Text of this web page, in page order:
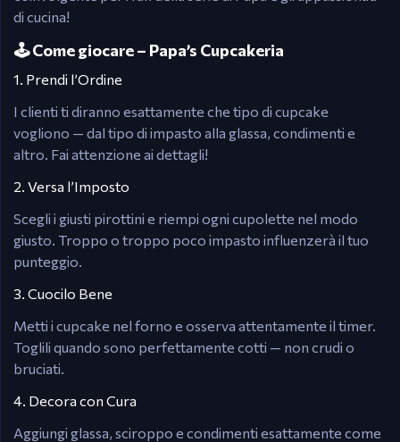
di cucina!
🕹️ Come giocare – Papa’s Cupcakeria
1. Prendi l’Ordine
I clienti ti diranno esattamente che tipo di cupcake
vogliono — dal tipo di impasto alla glassa, condimenti e
altro. Fai attenzione ai dettagli!
2. Versa l’Imposto
Scegli i giusti pirottini e riempi ogni cupolette nel modo
giusto. Troppo o troppo poco impasto influenzerà il tuo
punteggio.
3. Cuocilo Bene
Metti i cupcake nel forno e osserva attentamente il timer.
Toglili quando sono perfettamente cotti — non crudi o
bruciati.
4. Decora con Cura
Aggiungi glassa, sciroppo e condimenti esattamente come